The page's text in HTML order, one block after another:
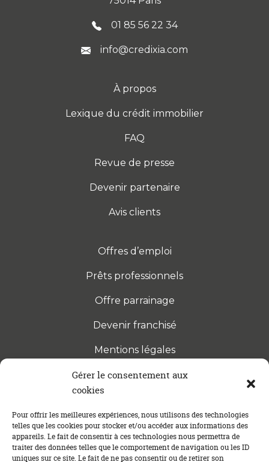
Gérer le consentement aux
cookies
Pour offrir les meilleures expériences, nous utilisons des technologies
telles que les cookies pour stocker et/ou accéder aux informations des
appareils. Le fait de consentir à ces technologies nous permettra de
traiter des données telles que le comportement de navigation ou les ID
uniques sur ce site. Le fait de ne pas consentir ou de retirer son
01 85 56 22 34
info@credixia.com
À propos
Lexique du crédit immobilier
FAQ
Revue de presse
Devenir partenaire
Avis clients
Offres d’emploi
Prêts professionnels
Offre parrainage
Devenir franchisé
Mentions légales
S’INSCRIRE À LA NEWSLETTER
Abonnez-vous à notre newsletter pour être tenu au
courant des dernières actualités concernant le
crédit immobilier !